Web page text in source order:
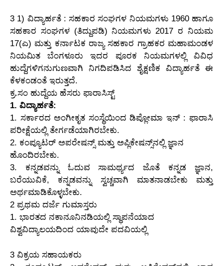
3 1) ವಿದ್ಯಾರ್ಹತೆ : ಸಹಕಾರ ಸಂಘಗಳ ನಿಯಮಗಳು 1960 ಹಾಗೂ
ಸಹಕಾರ ಸಂಘಗಳ (ತಿದ್ದುಪಡಿ) ನಿಯಮಗಳು 2017 ರ ನಿಯಮ
17(ಎ) ಮತ್ತು ಕರ್ನಾಟಕ ರಾಜ್ಯ ಸಹಕಾರ ಗ್ರಾಹಕರ ಮಹಾಮಂಡಳ
ನಿಯಮಿತ ಬೆಂಗಳೂರು ಇದರ ಪೂರಕ ನಿಯಮಗಳಲ್ಲಿ ವಿವಿಧ
ಹುದ್ದೆಗಳಿಗನುಗುಣವಾಗಿ ನಿಗದಿಪಡಿಸಿದ ಶೈಕ್ಷಣಿಕ ವಿದ್ಯಾರ್ಹತೆ ಈ
ಕೆಳಕಂಡಂತೆ ಇರುತ್ತದೆ.
ಕ್ರ.ಸಂ ಹುದ್ದೆಯ ಹೆಸರು ಫಾರಾಸಿಸ್ಟ್
1. ವಿದ್ಯಾರ್ಹತೆ:
1. ಸರ್ಕಾರದ ಅಂಗೀಕೃತ ಸಂಸ್ಥೆಯಿಂದ ಡಿಪ್ಲೋಮಾ ಇನ್ : ಫಾರಾಸಿ
ಪರೀಕ್ಷೆಯಲ್ಲಿ ತೇರ್ಗಡೆಯಾಗಿರಬೇಕು.
2. ಕಂಪ್ಯೂಟರ್ ಅಪರೇಷನ್ಸ್ ಮತ್ತು ಅಪ್ಲಿಕೇಷನ್ಸ್‌ನಲ್ಲಿ ಜ್ಞಾನ
ಹೊಂದಿರಬೇಕು.
3. ಕನ್ನಡವನ್ನು ಓದುವ ಸಾಮರ್ಥ್ಯದ ಜೊತೆ ಕನ್ನಡ ಜ್ಞಾನ,
ಬರೆಯುವಿಕೆ, ಕನ್ನಡವನ್ನು ಸ್ವಚ್ಚವಾಗಿ ಮಾತನಾಡಬೇಕು ಮತ್ತು
ಅರ್ಥಮಾಡಿಕೊಳ್ಳಬೇಕು.
2 ಪ್ರಥಮ ದರ್ಜೆ ಗುಮಾಸ್ತರು
1. ಭಾರತದ ನಕಾನೂನಿನಡಿಯಲ್ಲಿ ಸ್ಥಾಪನೆಯಾದ
ವಿಶ್ವವಿದ್ಯಾಲಯದಿಂದ ಯಾವುದೇ ಪದವಿಯಲ್ಲಿ
3 ವಿಕ್ರಯ ಸಹಾಯಕರು